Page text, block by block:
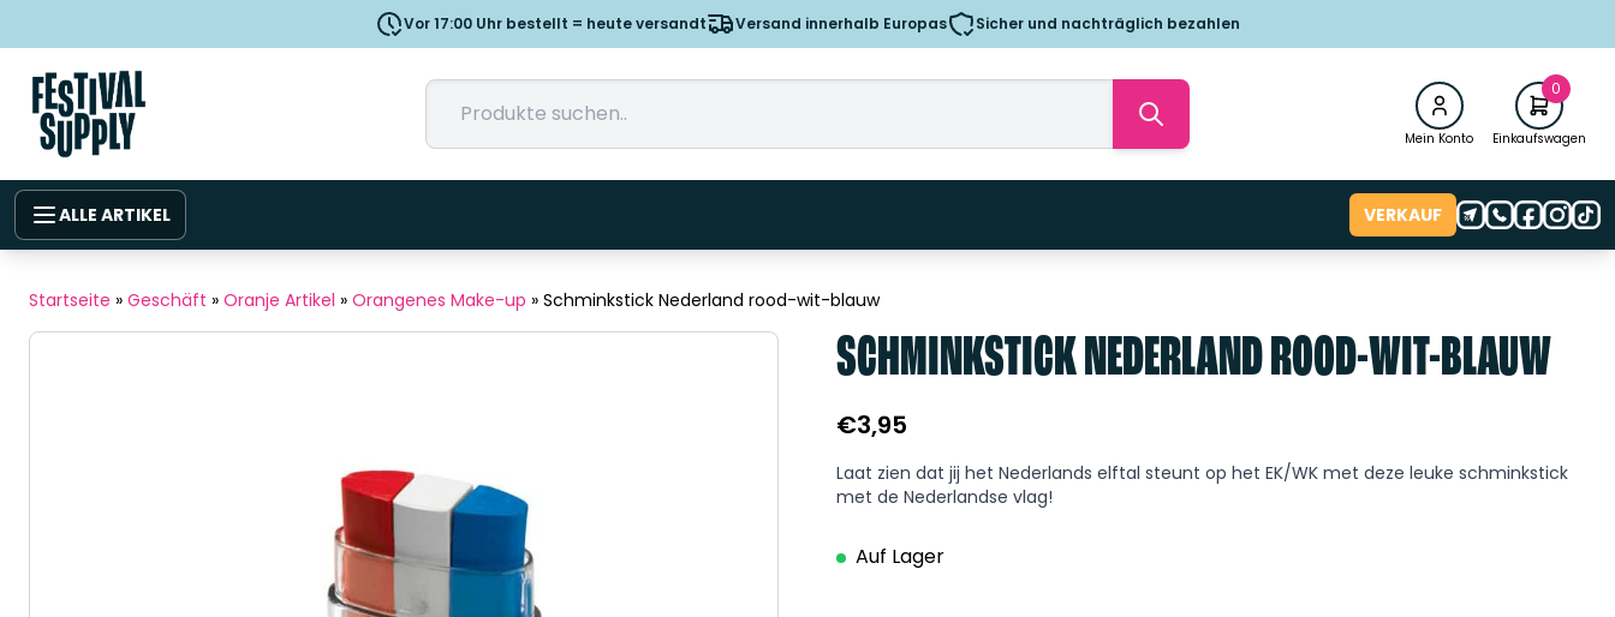
Vor 17:00 Uhr bestellt = heute versandt Versand innerhalb Europas Sicher und nachträglich bezahlen
Mein Konto
0
Einkaufswagen
ALLE ARTIKEL VERKAUF
Startseite » Geschäft » Oranje Artikel » Orangenes Make-up » Schminkstick Nederland rood-wit-blauw
SCHMINKSTICK NEDERLAND ROOD-WIT-BLAUW
€3,95
Laat zien dat jij het Nederlands elftal steunt op het EK/WK met deze leuke schminkstick
met de Nederlandse vlag!
Auf Lager